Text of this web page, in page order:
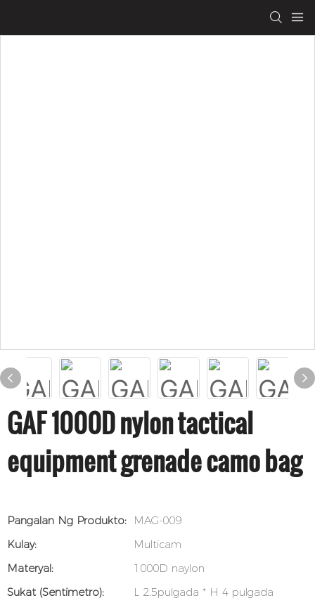
GAF 1000D nylon tactical
equipment grenade camo bag
Pangalan Ng Produkto:
MAG-009
Kulay:
Multicam
Materyal:
1000D naylon
Sukat (sentimetro):
L 2.5pulgada * H 4 pulgada